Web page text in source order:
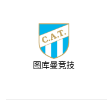
图库曼竞技